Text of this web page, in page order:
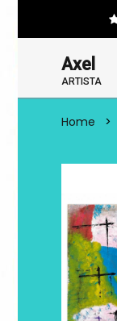
Axel
ARTISTA
Home